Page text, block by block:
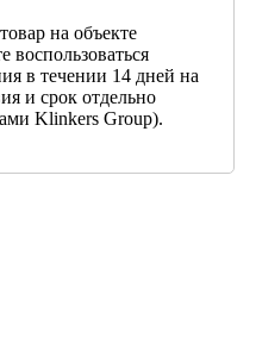
на объекте
воспользоваться
в течении 14 дней на
и срок отдельно
Klinkers Group).